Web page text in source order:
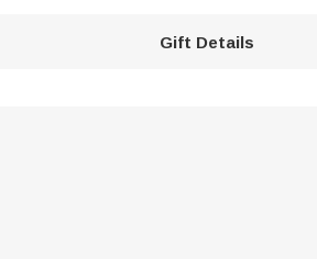
Gift Details